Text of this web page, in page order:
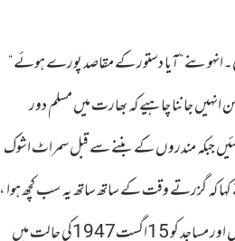
”آیا دستور کے مقاصد پورے ہوئے “
جاننا چاہیے کہ بھارت میں مسلم دور
گئیں جبکہ مندروں کے بننے سے قبل سمراٹ اشوک
کہا کہ گزرتے وقت کے ساتھ ساتھ یہ سب کچھ ہوا ،
کیا اسے بڑا مسئلہ بنایا جاسکتا ہے۔انہوںنے کہا کہ 1999میں ایک قانون بنا تھا کہ مندروں ، گرجا گھروں اور مساجد کو 15اگست1947کی حالت میں